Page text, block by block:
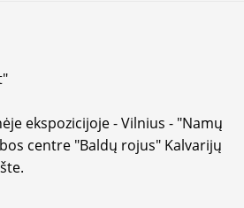
ekspozicijoje - Vilnius - "Namų
centre "Baldų rojus" Kalvarijų